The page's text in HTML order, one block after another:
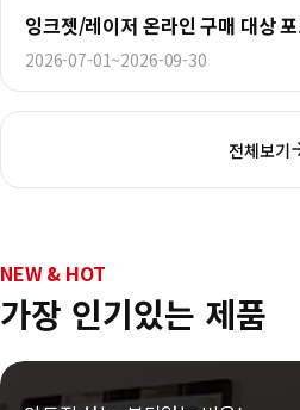
잉크젯/레이저 온라인 구매 대상
2026-07-01~2026-09-30
전체보기
NEW & HOT
가장 인기있는 제품